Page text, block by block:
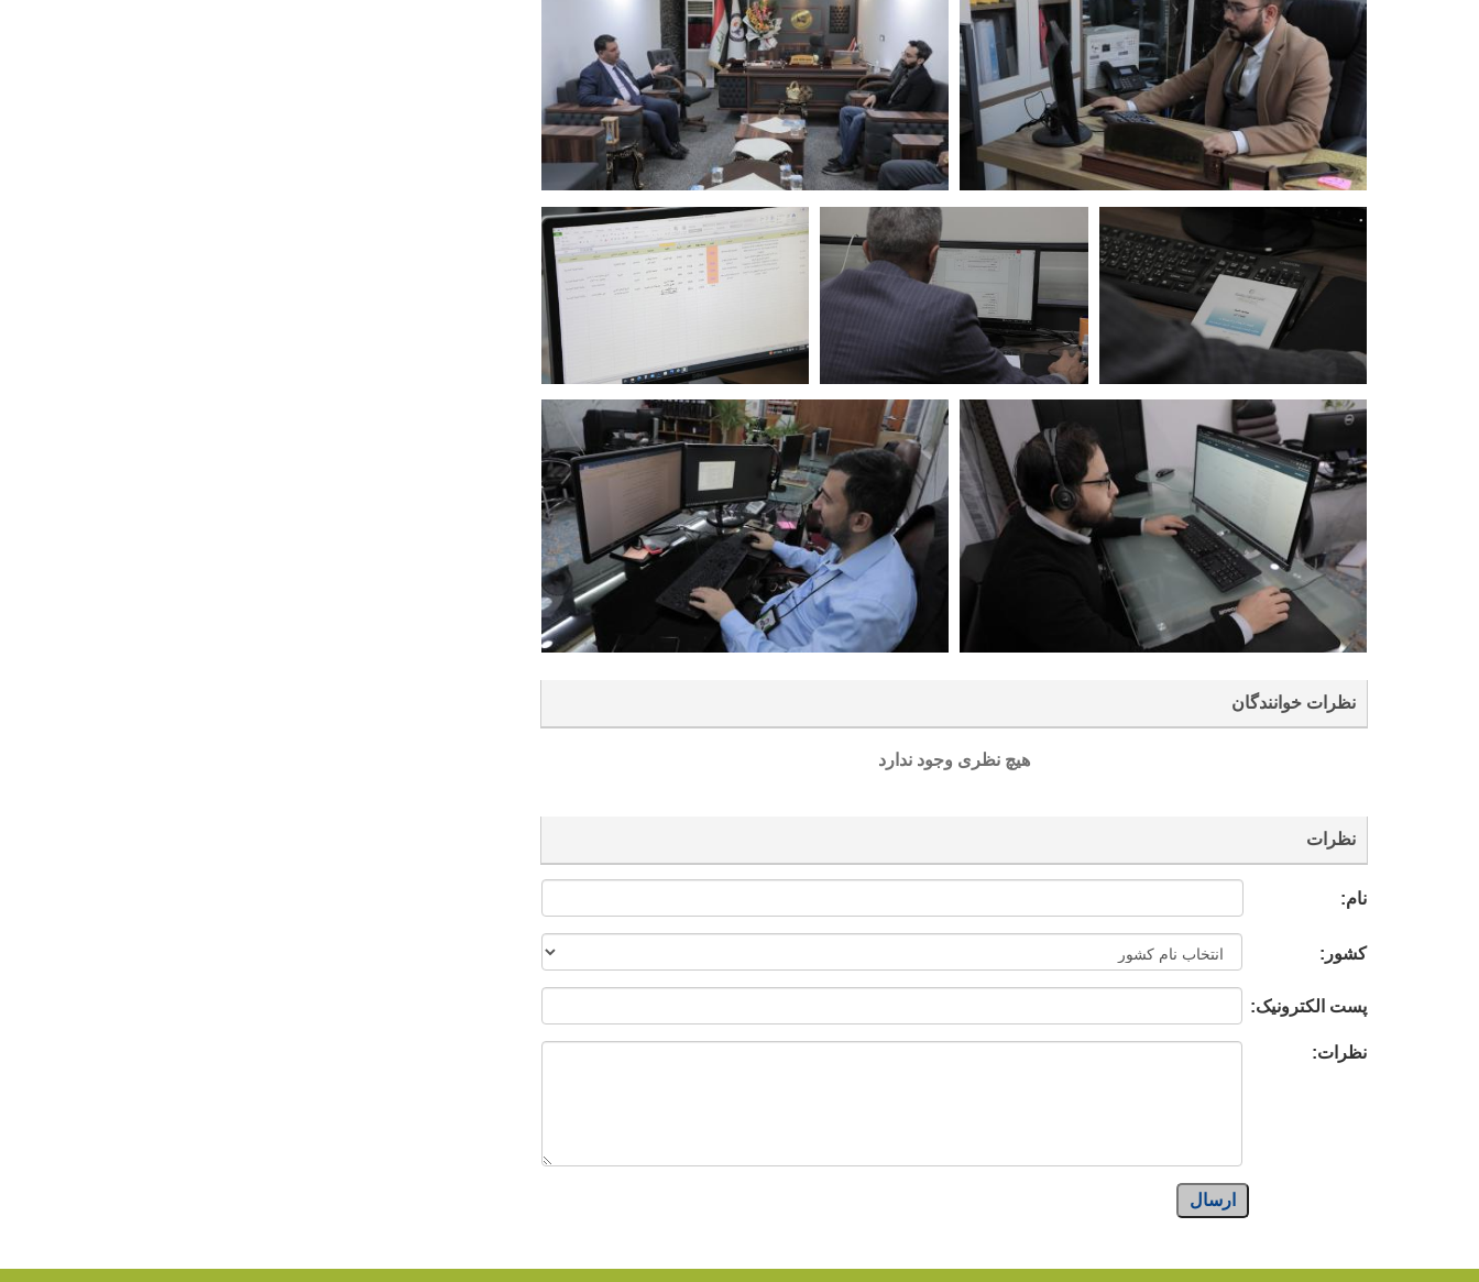
نظرات خوانندگان
هیچ نظری وجود ندارد
نظرات
نام:
کشور:
پست الکترونیک:
نظرات:
ارسال